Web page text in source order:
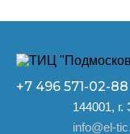
+7 496 571-02-88
144001,
info@el-